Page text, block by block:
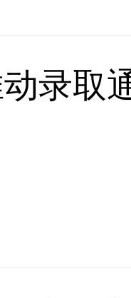
录取